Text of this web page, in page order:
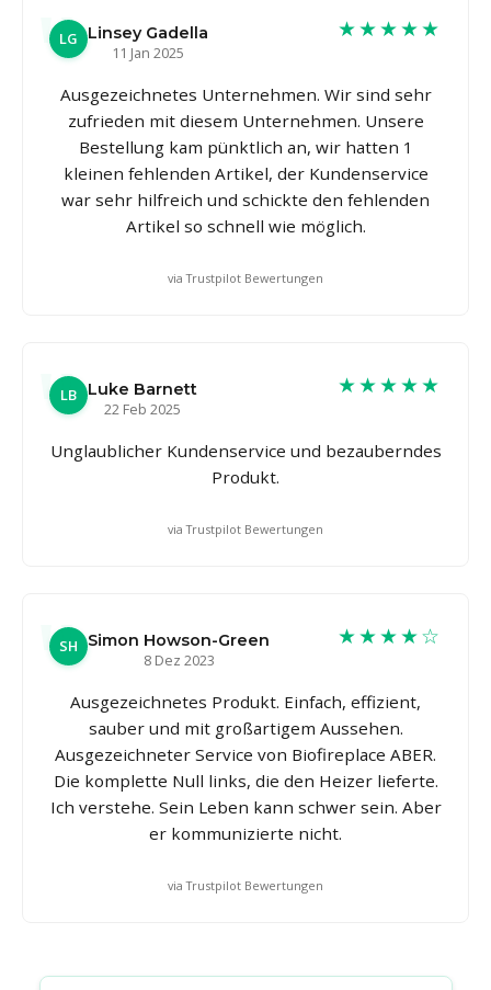
LG
Linsey Gadella
11 Jan 2025
★★★★★
Ausgezeichnetes Unternehmen. Wir sind sehr
zufrieden mit diesem Unternehmen. Unsere
Bestellung kam pünktlich an, wir hatten 1
kleinen fehlenden Artikel, der Kundenservice
war sehr hilfreich und schickte den fehlenden
Artikel so schnell wie möglich.
via Trustpilot Bewertungen
LB
Luke Barnett
22 Feb 2025
★★★★★
Unglaublicher Kundenservice und bezauberndes
Produkt.
via Trustpilot Bewertungen
SH Simon Howson-Green
8 Dez 2023
★★★★☆
Ausgezeichnetes Produkt. Einfach, effizient,
sauber und mit großartigem Aussehen.
Ausgezeichneter Service von Biofireplace ABER.
Die komplette Null links, die den Heizer lieferte.
Ich verstehe. Sein Leben kann schwer sein. Aber
er kommunizierte nicht.
via Trustpilot Bewertungen